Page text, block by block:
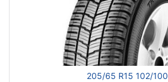
205/65 R15 102/